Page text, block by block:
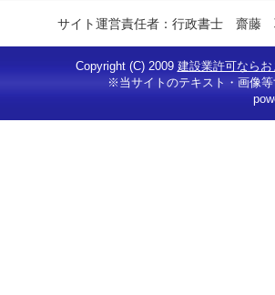
サイト運営責任者：行政書士 齋藤
Copyright (C) 2009 建設業許可なら
※当サイトのテキスト・画像